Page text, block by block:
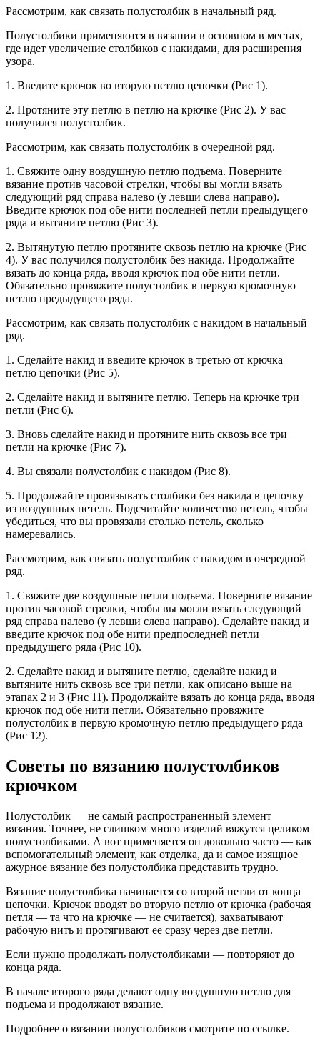
Рассмотрим, как связать полустолбик в начальный ряд.
Полустолбики применяются в вязании в основном в местах,
где идет увеличение столбиков с накидами, для расширения
узора.
1. Введите крючок во вторую петлю цепочки (Рис 1).
2. Протяните эту петлю в петлю на крючке (Рис 2). У вас
получился полустолбик.
Рассмотрим, как связать полустолбик в очередной ряд.
1. Свяжите одну воздушную петлю подъема. Поверните
вязание против часовой стрелки, чтобы вы могли вязать
следующий ряд справа налево (у левши слева направо).
Введите крючок под обе нити последней петли предыдущего
ряда и вытяните петлю (Рис 3).
2. Вытянутую петлю протяните сквозь петлю на крючке (Рис
4). У вас получился полустолбик без накида. Продолжайте
вязать до конца ряда, вводя крючок под обе нити петли.
Обязательно провяжите полустолбик в первую кромочную
петлю предыдущего ряда.
Рассмотрим, как связать полустолбик с накидом в начальный
ряд.
1. Сделайте накид и введите крючок в третью от крючка
петлю цепочки (Рис 5).
2. Сделайте накид и вытяните петлю. Теперь на крючке три
петли (Рис 6).
3. Вновь сделайте накид и протяните нить сквозь все три
петли на крючке (Рис 7).
4. Вы связали полустолбик с накидом (Рис 8).
5. Продолжайте провязывать столбики без накида в цепочку
из воздушных петель. Подсчитайте количество петель, чтобы
убедиться, что вы провязали столько петель, сколько
намеревались.
Рассмотрим, как связать полустолбик с накидом в очередной
ряд.
1. Свяжите две воздушные петли подъема. Поверните вязание
против часовой стрелки, чтобы вы могли вязать следующий
ряд справа налево (у левши слева направо). Сделайте накид и
введите крючок под обе нити предпоследней петли
предыдущего ряда (Рис 10).
2. Сделайте накид и вытяните петлю, сделайте накид и
вытяните нить сквозь все три петли, как описано выше на
этапах 2 и 3 (Рис 11). Продолжайте вязать до конца ряда, вводя
крючок под обе нити петли. Обязательно провяжите
полустолбик в первую кромочную петлю предыдущего ряда
(Рис 12).
Советы по вязанию полустолбиков
крючком
Полустолбик — не самый распространенный элемент
вязания. Точнее, не слишком много изделий вяжутся целиком
полустолбиками. А вот применяется он довольно часто — как
вспомогательный элемент, как отделка, да и самое изящное
ажурное вязание без полустолбика представить трудно.
Вязание полустолбика начинается со второй петли от конца
цепочки. Крючок вводят во вторую петлю от крючка (рабочая
петля — та что на крючке — не считается), захватывают
рабочую нить и протягивают ее сразу через две петли.
Если нужно продолжать полустолбиками — повторяют до
конца ряда.
В начале второго ряда делают одну воздушную петлю для
подъема и продолжают вязание.
Подробнее о вязании полустолбиков смотрите по ссылке.